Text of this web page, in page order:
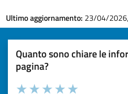
Ultimo aggiornamento: 23/04/
Quanto sono chiare le
pagina?
Valuta la chiarezza delle informazioni
Seleziona il numero di stelle per